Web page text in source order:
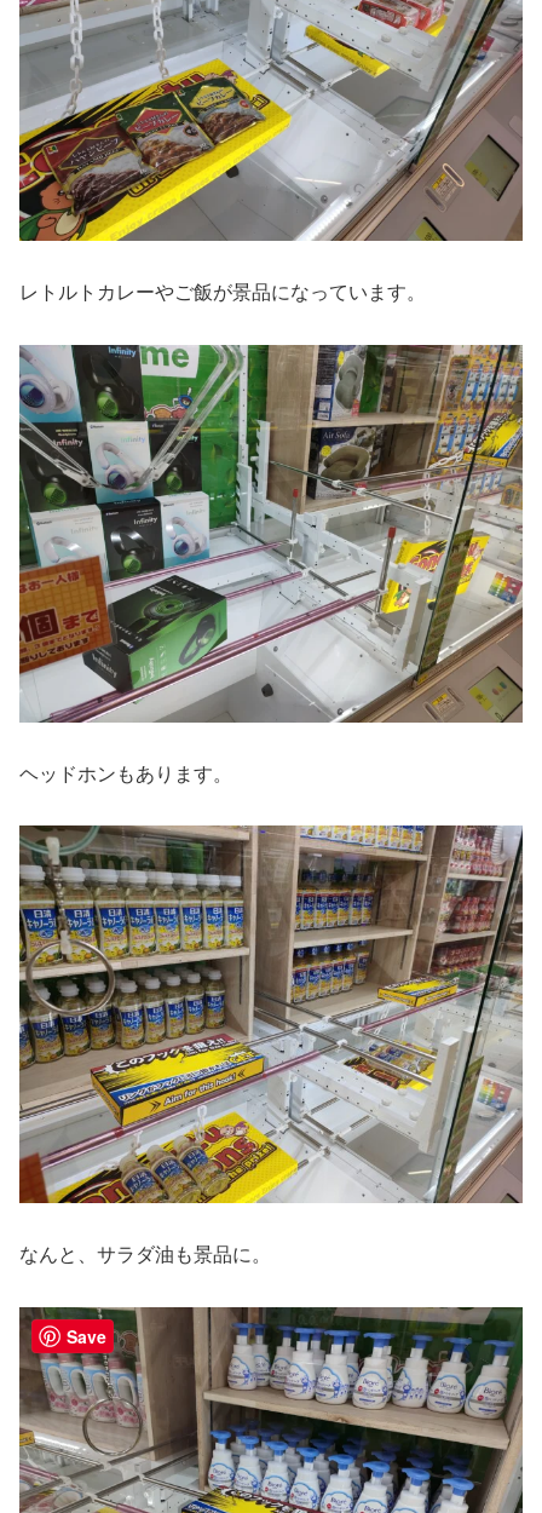
レトルトカレーやご飯が景品になっています。
ヘッドホンもあります。
なんと、サラダ油も景品に。
Save